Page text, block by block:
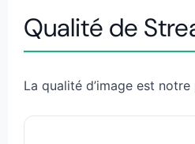
Qualité de
La qualité d’image est